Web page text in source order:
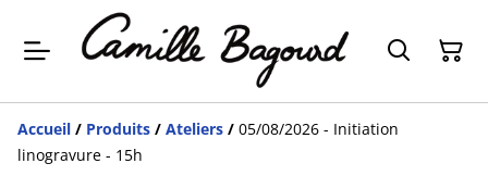
Accueil / Produits / Ateliers / 05/08/2026 - Initiation
linogravure - 15h